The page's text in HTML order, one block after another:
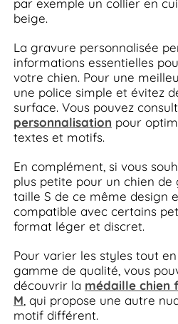
par exemple un collier en
beige.
La gravure personnalisée
informations essentielles
votre chien. Pour une
une police simple et évitez
surface. Vous pouvez
personnalisation pour
textes et motifs.
En complément, si vous
plus petite pour un chien de
taille S de ce même design
compatible avec certains
format léger et discret.
Pour varier les styles tout
gamme de qualité, vous
découvrir la médaille chien
M, qui propose une autre
motif différent.